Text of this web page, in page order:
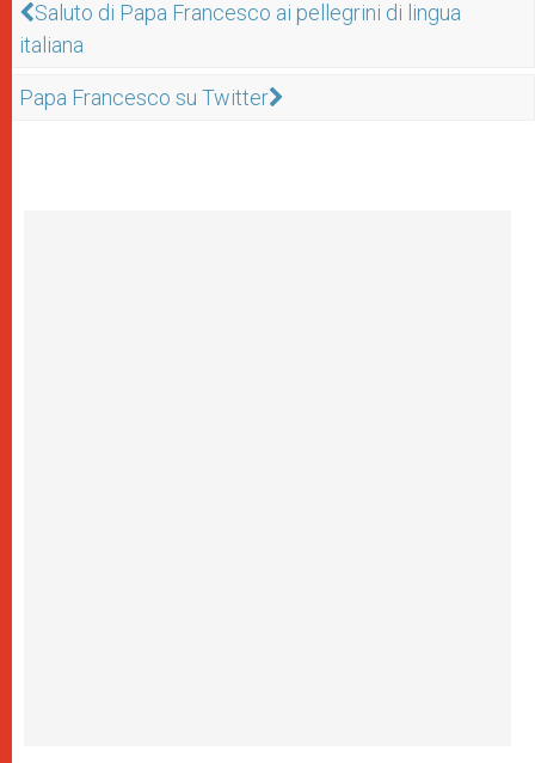
Saluto di Papa Francesco ai pellegrini di lingua
italiana
Papa Francesco su Twitter